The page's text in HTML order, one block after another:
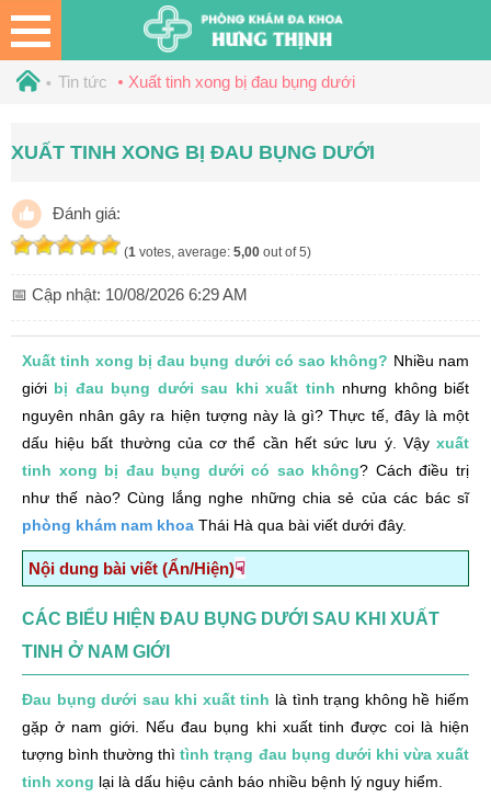
Tin tức Xuất tinh xong bị đau bụng dưới
XUẤT TINH XONG BỊ ĐAU BỤNG DƯỚI
Đánh giá:
(1 votes, average: 5,00 out of 5)
📅 Cập nhật: 10/08/2026 6:29 AM
Xuất tinh xong bị đau bụng dưới có sao không? Nhiều nam
giới bị đau bụng dưới sau khi xuất tinh nhưng không biết
nguyên nhân gây ra hiện tượng này là gì? Thực tế, đây là một
dấu hiệu bất thường của cơ thể cần hết sức lưu ý. Vậy xuất
tinh xong bị đau bụng dưới có sao không? Cách điều trị
như thế nào? Cùng lắng nghe những chia sẻ của các bác sĩ
phòng khám nam khoa Thái Hà qua bài viết dưới đây.
Nội dung bài viết (Ẩn/Hiện)☟
Xuất tinh xong bị đau bụng dưới có sao không?
Nhiễm trùng đường tiết niệu
Viêm mào tinh hoàn
Ung thư tinh hoàn
CÁC BIỂU HIỆN ĐAU BỤNG DƯỚI SAU KHI XUẤT
TINH Ở NAM GIỚI
Đau bụng dưới sau khi xuất tinh là tình trạng không hề hiếm
gặp ở nam giới. Nếu đau bụng khi xuất tinh được coi là hiện
tượng bình thường thìtình trạng đau bụng dưới khi vừa xuất
tinh xong lại là dấu hiệu cảnh báo nhiều bệnh lý nguy hiểm.